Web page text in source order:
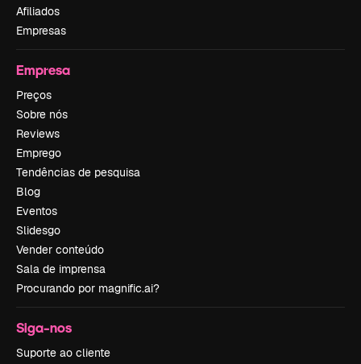
Afiliados
Empresas
Empresa
Preços
Sobre nós
Reviews
Emprego
Tendências de pesquisa
Blog
Eventos
Slidesgo
Vender conteúdo
Sala de imprensa
Procurando por magnific.ai?
Siga-nos
Suporte ao cliente